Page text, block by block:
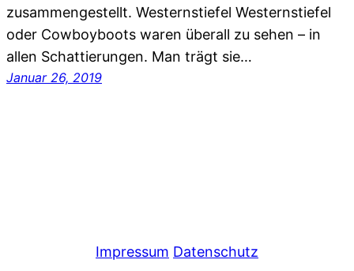
zusammengestellt. Westernstiefel Westernstiefel
oder Cowboyboots waren überall zu sehen – in
allen Schattierungen. Man trägt sie…
Januar 26, 2019
Impressum Datenschutz